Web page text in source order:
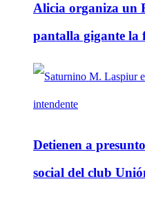
Alicia organiza un
pantalla gigante
Detienen a
social del club